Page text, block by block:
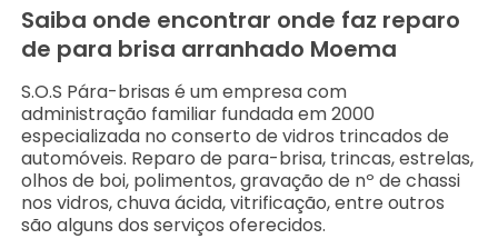
Saiba onde encontrar onde faz reparo
de para brisa arranhado Moema
S.O.S Pára-brisas é um empresa com
administração familiar fundada em 2000
especializada no conserto de vidros trincados de
automóveis. Reparo de para-brisa, trincas, estrelas,
olhos de boi, polimentos, gravação de nº de chassi
nos vidros, chuva ácida, vitrificação, entre outros
são alguns dos serviços oferecidos.